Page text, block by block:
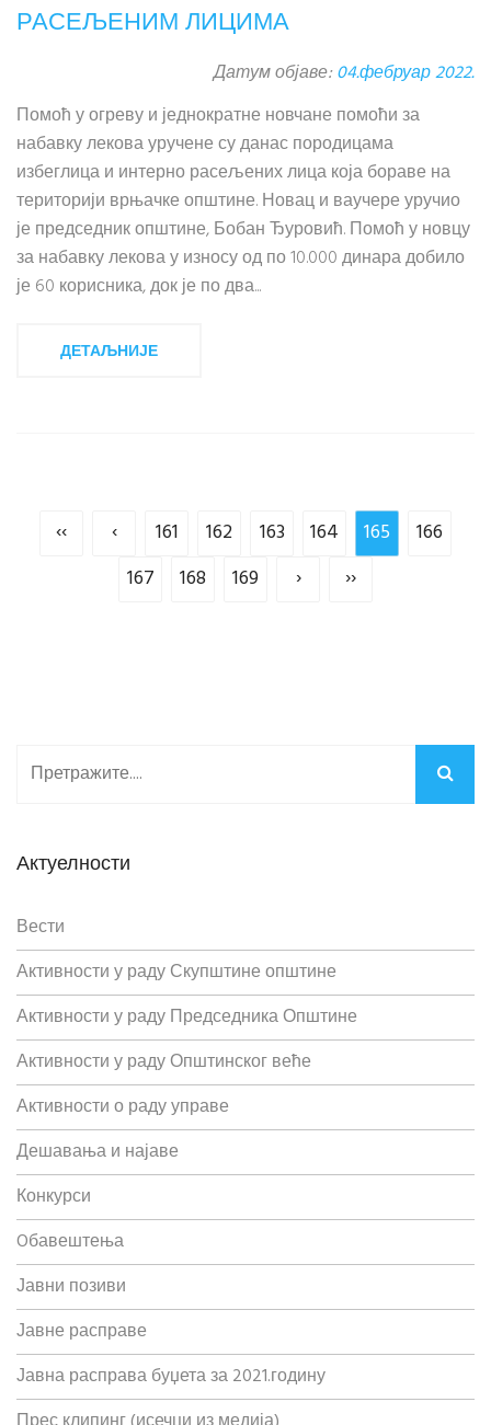
РАСЕЉЕНИМ ЛИЦИМА
Датум објаве:04.фебруар 2022.
Помоћ у огреву и једнократне новчане помоћи за
набавку лекова уручене су данас породицама
избеглица и интерно расељених лица која бораве на
територији врњачке општине. Новац и ваучере уручио
је председник општине, Бобан Ђуровић. Помоћ у новцу
за набавку лекова у износу од по 10.000 динара добило
је 60 корисника, док је по два...
ДЕТАЉНИЈЕ
‹‹ ‹ 161 162 163 164 165
166
167
168 169 › ››
Актуелности
Вести
Активности у раду Скупштине општине
Активности у раду Председника Општине
Активности у раду Општинског веће
Активности о раду управе
Дешавања и најаве
Конкурси
Oбавештења
Јавни позиви
Јавне расправе
Јавна расправа буџета за 2021.годину